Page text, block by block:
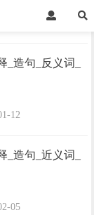
_造句_反义词_
12
_造句_近义词_
05